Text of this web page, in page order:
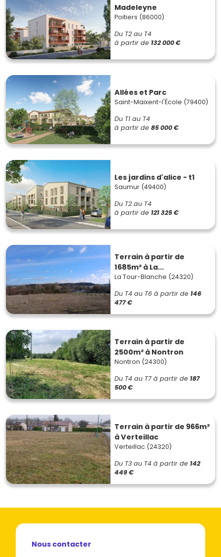
Madeleyne
Poitiers (86000)
Du T2 au T4
à partir de 132 000 €
Allées et Parc
Saint-Maixent-l'École (79400)
Du T1 au T4
à partir de 85 000 €
Les jardins d'alice - t1
Saumur (49400)
Du T2 au T4
à partir de 121 325 €
Terrain à partir de
1685m² à La...
La Tour-Blanche (24320)
Du T4 au T6 à partir de 146
477 €
Terrain à partir de
2500m² à Nontron
Nontron (24300)
Du T4 au T7 à partir de 187
500 €
Terrain à partir de 966m²
à Verteillac
Verteillac (24320)
Du T3 au T4 à partir de 142
449 €
Nous contacter